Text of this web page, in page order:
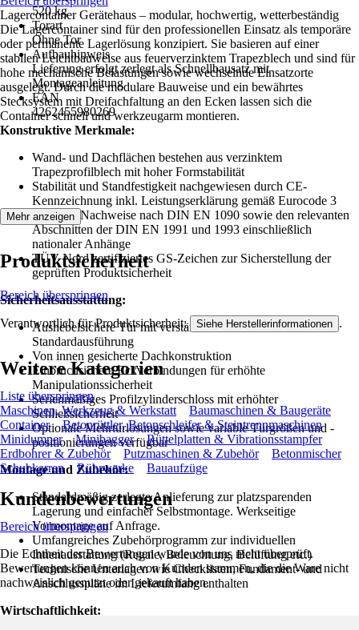
520 kg
Torart
Ohne Tor
Aufbauhinweis
Lieferung erfolgt zerlegt als Schnellbausatz mit
Montageanleitung
EAN
4262455980269
Lagercontainer Gerätehaus – modular, hochwertig, wetterbeständig
Die Lagercontainer sind für den professionellen Einsatz als temporäre
oder permanente Lagerlösung konzipiert. Sie basieren auf einer
stabilen Leichtbauweise aus feuerverzinktem Trapezblech und sind für
hohe mechanische Belastungen sowie wechselnde Einsatzorte
ausgelegt. Durch die modulare Bauweise und ein bewährtes
Stecksystem mit Dreifachfaltung an den Ecken lassen sich die
Container schnell und werkzeugarm montieren.
Konstruktive Merkmale:
Wand- und Dachflächen bestehen aus verzinktem
Trapezprofilblech mit hoher Formstabilität
Stabilität und Standfestigkeit nachgewiesen durch CE-
Kennzeichnung inkl. Leistungserklärung gemäß Eurocode 3
Statische Nachweise nach DIN EN 1090 sowie den relevanten
Abschnitten der DIN EN 1991 und 1993 einschließlich
nationaler Anhänge
TÜV Nord zertifiziertes GS-Zeichen zur Sicherstellung der
geprüften Produktsicherheit
Sicherheitsausstattung:
Aushebelsichere Tür mit verstärktem Türblatt in
Standardausführung
Von innen gesicherte Dachkonstruktion
Einbruchsichere Eckverbindungen für erhöhte
Manipulationssicherheit
Serienmäßiges Profilzylinderschloss mit erhöhter
Schließsicherheit
Optionale Mehrtürlösungen sowie variable Türgrößen und -
positionierungen verfügbar
Montage und Zubehör:
Standardmäßig zerlegte Anlieferung zur platzsparenden
Lagerung und einfacher Selbstmontage. Werkseitige
Vormontage auf Anfrage.
Umfangreiches Zubehörprogramm zur individuellen
Innenausstattung (Regale, Beleuchtung, Belüftung etc.)
Technische Unterlagen wie Checklisten, Fundament- und
Anschlusspläne im Lieferumfang enthalten
Wirtschaftlichkeit:
Mehr anzeigen
Produktsicherheit
Bereich überspringen
Verantwortlich für Produktsicherheit: Siehe Herstellerinformationen .
Weitere Kategorien
Liste überspringen
Maschinen, Werkzeug & Werkstatt
Baumaschinen & Baugeräte
Container
Betonrüttler, Betonschleifer & Steintrennmaschinen
Minidumper
Minibagger
Rüttelplatten & Vibrationsstampfer
Erdbohrer & Zubehör
Putzmaschinen & Zubehör
Betonmischer
Schubkarren
Rührwerke Bauaufzüge
Kundenbewertungen
Bereich überspringen
Die Echtheit der Bewertungen wurde von uns nicht überprüft.
Bewertungen können auch von Kunden stammen, die die Ware nicht
nachweislich genutzt oder gekauft haben.